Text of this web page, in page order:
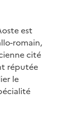
est
romain,
cité
réputée
le